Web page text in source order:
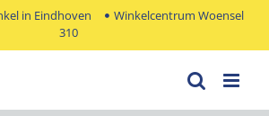
in Eindhoven
Winkelcentrum Woensel
310